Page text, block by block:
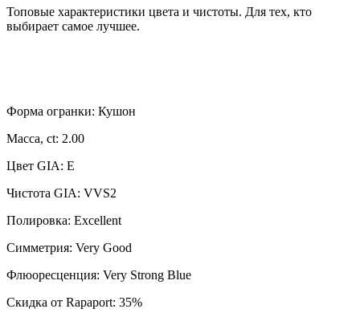
Топовые характеристики цвета и чистоты. Для тех, кто
выбирает самое лучшее.
Форма огранки: Кушон
Масса, ct: 2.00
Цвет GIA: E
Чистота GIA: VVS2
Полировка: Excellent
Симметрия: Very Good
Флюоресценция: Very Strong Blue
Скидка от Rapaport: 35%